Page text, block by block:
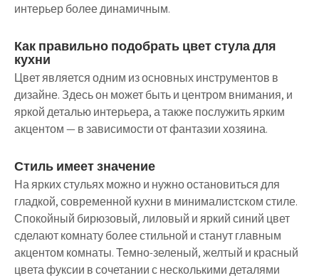
интерьер более динамичным.
Как правильно подобрать цвет стула для
кухни
Цвет является одним из основных инструментов в
дизайне. Здесь он может быть и центром внимания, и
яркой деталью интерьера, а также послужить ярким
акцентом — в зависимости от фантазии хозяина.
Стиль имеет значение
На ярких стульях можно и нужно остановиться для
гладкой, современной кухни в минималистском стиле.
Спокойный бирюзовый, лиловый и яркий синий цвет
сделают комнату более стильной и станут главным
акцентом комнаты. Темно-зеленый, желтый и красный
цвета фуксии в сочетании с несколькими деталями